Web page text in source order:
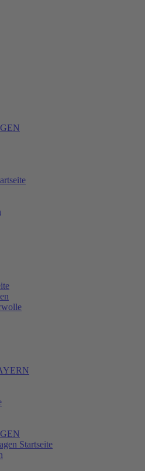
Startseite